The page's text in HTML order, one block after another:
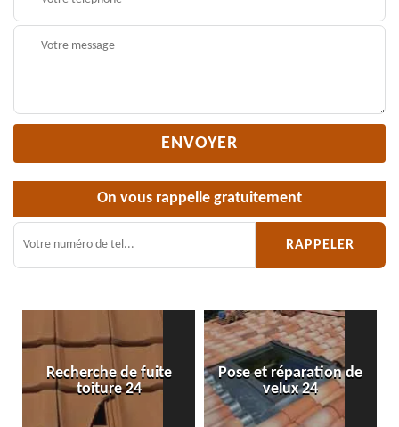
On vous rappelle gratuitement
Recherche de fuite
toiture 24
Pose et réparation de
velux 24